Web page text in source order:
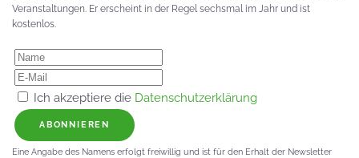
Veranstaltungen. Er erscheint in der Regel sechsmal im Jahr und ist
kostenlos.
Ich akzeptiere die Datenschutzerklärung
ABONNIEREN
Eine Angabe des Namens erfolgt freiwillig und ist für den Erhalt der Newsletter